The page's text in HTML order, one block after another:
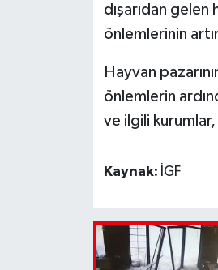
dışarıdan
önlemlerinin
Hayvan
önlemlerin
ve ilgili kurumlar,
Kaynak: İGF